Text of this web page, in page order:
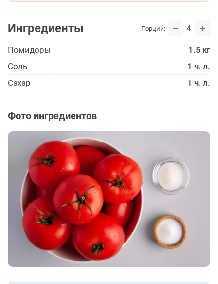
Ингредиенты Порции: 4
Помидоры
1.5 кг
Соль
1 ч. л.
Сахар
1 ч. л.
Фото ингредиентов